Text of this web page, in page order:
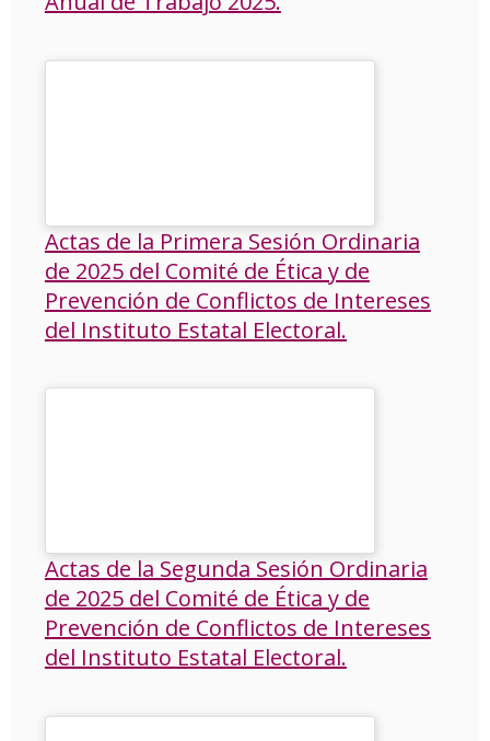
Actas de la Primera Sesión Ordinaria
de 2025 del Comité de Ética y de
Prevención de Conflictos de Intereses
del Instituto Estatal Electoral.
Actas de la Segunda Sesión Ordinaria
de 2025 del Comité de Ética y de
Prevención de Conflictos de Intereses
del Instituto Estatal Electoral.